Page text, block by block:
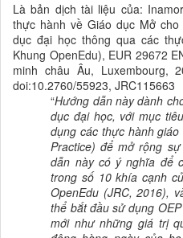
Là bản dịch tài liệu của:
thực hành về Giáo dục Mở
dục đại học thông qua các
Khung OpenEdu), EUR 29672
minh châu Âu, Luxembourg,
doi:10.2760/55923, JRC115663
“Hướng dẫn này dành
dục đại học, với mục
dụng các thực hànhgiáo
Practice) để mở rộng
dẫn này có ý nghĩa để
trong số 10 khía cạnh
OpenEdu (JRC, 2016),
thể bắt đầu sử dụng
mới như những giá trị